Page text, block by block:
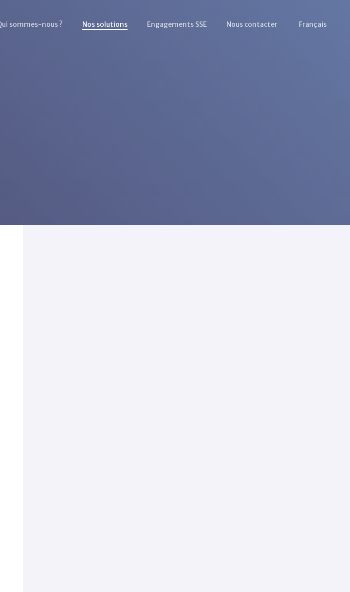
sommes-nous ? Nos solutions Engagements SSE Nous contacter Français